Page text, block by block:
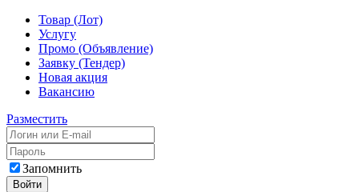
Товар (Лот)
Услугу
Промо (Объявление)
Заявку (Тендер)
Новая акция
Вакансию
Разместить
Запомнить
Войти